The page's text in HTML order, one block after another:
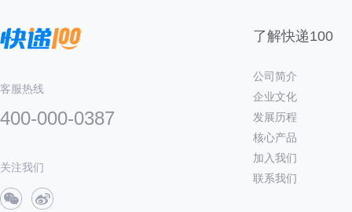
客服热线
400-000-0387
关注我们
了解快递100
公司简介
企业文化
发展历程
核心产品
加入我们
联系我们